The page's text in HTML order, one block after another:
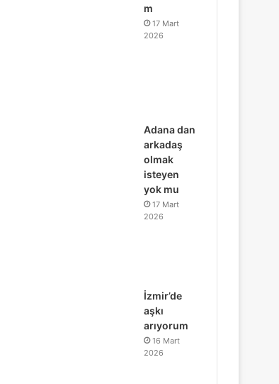
m
17 Mart
2026
Adana dan
arkadaş
olmak
isteyen
yok mu
17 Mart
2026
İzmir’de
aşkı
arıyorum
16 Mart
2026